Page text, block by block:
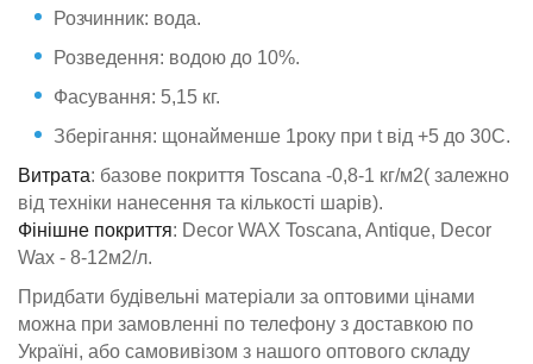
Розчинник: вода.
Розведення: водою до 10%.
Фасування: 5,15 кг.
Зберігання: щонайменше 1року при t від +5 до 30С.
Витрата: базове покриття Toscana -0,8-1 кг/м2( залежно
від техніки нанесення та кількості шарів).
Фінішне покриття: Decor WAX Toscana, Antique, Decor
Wax - 8-12м2/л.
Придбати будівельні матеріали за оптовими цінами
можна при замовленні по телефону з доставкою по
Україні, або самовивізом з нашого оптового складу